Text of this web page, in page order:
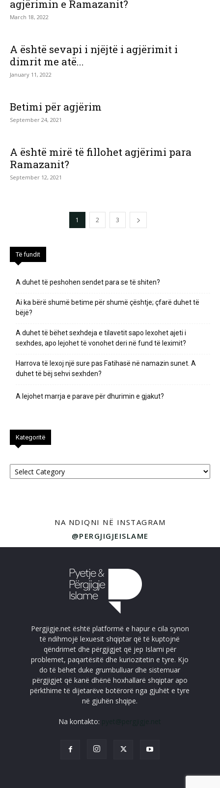
agjërimin e Ramazanit?
March 18, 2022
A është sevapi i njëjtë i agjërimit i
dimrit me atë...
January 11, 2022
Betimi për agjërim
September 24, 2021
A është mirë të fillohet agjërimi para
Ramazanit?
September 12, 2021
1 2 3
Të fundit
A duhet të peshohen sendet para se të shiten?
Ai ka bërë shumë betime për shumë çështje; çfarë duhet të
bëjë?
A duhet të bëhet sexhdeja e tilavetit sapo lexohet ajeti i
sexhdes, apo lejohet të vonohet deri në fund të leximit?
Harrova të lexoj një sure pas Fatihasë në namazin sunet. A
duhet të bëj sehvi sexhden?
A lejohet marrja e parave për dhurimin e gjakut?
Kategoritë
Kategoritë
NA NDIQNI NË INSTAGRAM
@PERGJIGJEISLAME
Pergjigje.net është platformë e hapur e cila synon
të ndihmojë lexuesit shqiptar që të kuptojnë
qëndrimet dhe përgjigjet që jep Islami për
problemet, paqartësitë dhe kuriozitetin e tyre. Kjo
do të bëhet duke grumbulluar dhe sistemuar
përgjigjet që kanë dhënë hoxhallarë shqiptar apo
përkthime të dijetarëve botërorë nga gjuhët e tyre
në gjuhën shqipe.
Na kontakto: